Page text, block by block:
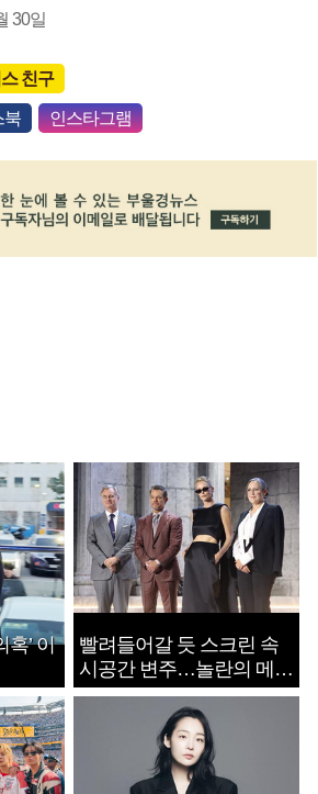
30일
친구
북 인스타그램
혹’ 이
빨려들어갈 듯 스크린 속
시공간 변주…놀란의 메시
지는 ‘전쟁 속죄’